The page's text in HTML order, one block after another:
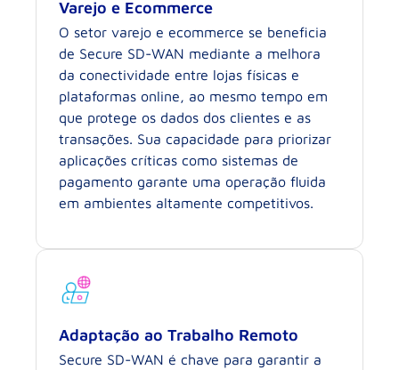
Varejo e Ecommerce
O setor varejo e ecommerce se beneficia
de Secure SD-WAN mediante a melhora
da conectividade entre lojas físicas e
plataformas online, ao mesmo tempo em
que protege os dados dos clientes e as
transações. Sua capacidade para priorizar
aplicações críticas como sistemas de
pagamento garante uma operação fluida
em ambientes altamente competitivos.
Adaptação ao Trabalho Remoto
Secure SD-WAN é chave para garantir a